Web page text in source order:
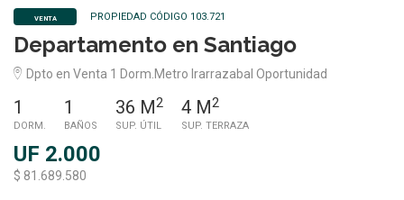
VENTA PROPIEDAD CÓDIGO 103.721
Departamento en Santiago
Dpto en Venta 1 Dorm.Metro Irarrazabal Oportunidad
1
DORM.
1
BAÑOS
36 M2
SUP. ÚTIL
4 M2
SUP. TERRAZA
UF 2.000
$ 81.689.580